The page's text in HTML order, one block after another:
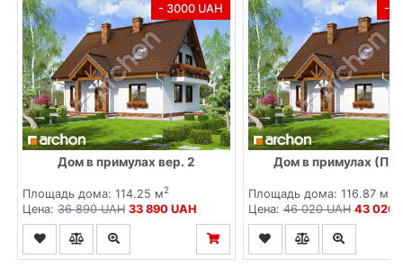
- 3000 UAH
Дом в примулах вер. 2
Площадь дома: 114.25 м2
Цена: 36 890 UAH 33 890 UAH
-
Дом в примулах (П)
Площадь дома: 116.87 м
Цена:46 020 UAH 43 020